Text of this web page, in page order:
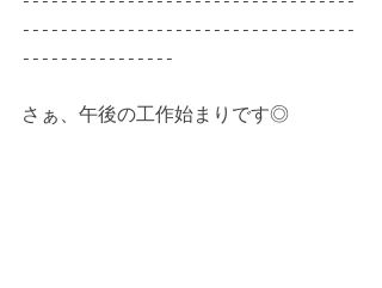
-----------------------------------
----------------
さぁ、午後の工作始まりです◎